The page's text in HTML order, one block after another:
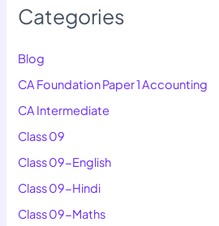
Categories
Blog
CA Foundation Paper 1 Accounting
CA Intermediate
Class 09
Class 09-English
Class 09-Hindi
Class 09-Maths